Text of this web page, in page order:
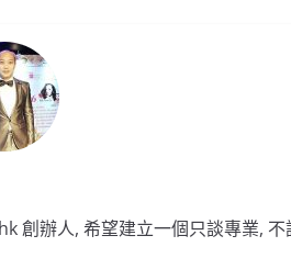
創辦人, 希望建立一個只談專業, 不